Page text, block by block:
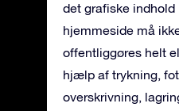
det grafiske indhold
hjemmeside må
offentliggøres helt
hjælp af trykning,
overskrivning,